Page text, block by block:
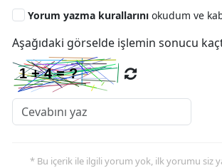
Yorum yazma kurallarını okudum ve
Aşağıdaki görselde işlemin sonucu
* Bu içerik ile ilgili yorum yok, ilk yorumu siz